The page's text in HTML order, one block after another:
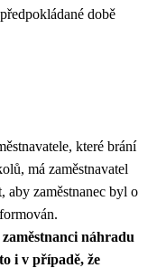
době
které brání
má zaměstnavatel
aby zaměstnanec byl o
náhradu
i v případě, že